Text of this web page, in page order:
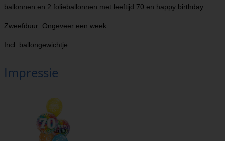
ballonnen en 2 folieballonnen met leeftijd 70 en happy birthday
Zweefduur: Ongeveer een week
Incl. ballongewichtje
Impressie